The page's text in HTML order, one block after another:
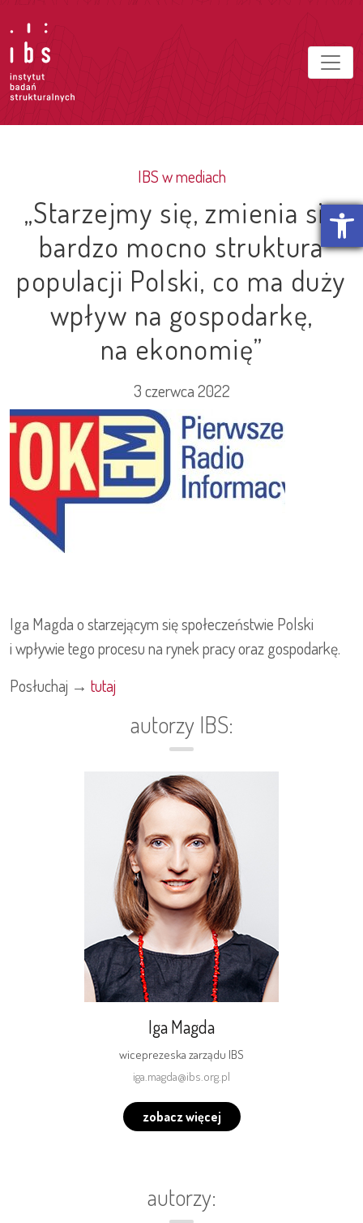
Otwórz
IBS w mediach
„Starzejmy się, zmienia się
bardzo mocno struktura
populacji Polski, co ma duży
wpływ na gospodarkę,
na ekonomię”
3 czerwca 2022
Iga Magda o starzejącym się społeczeństwie Polski
i wpływie tego procesu na rynek pracy oraz gospodarkę.
Posłuchaj → tutaj
autorzy IBS:
Iga Magda
wiceprezeska zarządu IBS
iga.magda@ibs.org.pl
zobacz więcej
autorzy: